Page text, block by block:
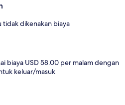
tidak dikenakan biaya
biaya USD 58.00 per malam dengan
keluar/masuk